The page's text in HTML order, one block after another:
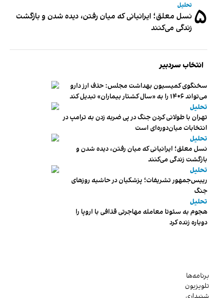
۵ تحلیل
نسل معلق؛ ایرانیانی که میان رفتن، دیده شدن و بازگشت
زندگی می‌کنند
انتخاب سردبیر
سخنگوی کمیسیون بهداشت مجلس: حذف ارز دارو
می‌تواند ۱۴۰۶ را به «سال کشتار بیماران» تبدیل کند
تحلیل
تهران با طولانی کردن جنگ در پی ضربه زدن به ترامپ در
انتخابات میان‌دوره‌ای است
تحلیل
نسل معلق؛ ایرانیانی که میان رفتن، دیده شدن و
بازگشت زندگی می‌کنند
تحلیل
رییس‌جمهور تشریفات؛ پزشکیان در حاشیه روزهای
جنگ
تحلیل
هجوم به سئوتا معامله مهاجرتی قذافی با اروپا را
دوباره زنده کرد
برنامه‌ها
تلویزیون